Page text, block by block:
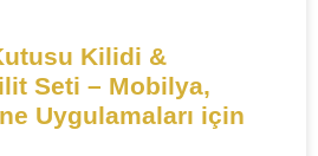
Kilidi &
Seti – Mobilya,
Uygulamaları için​​